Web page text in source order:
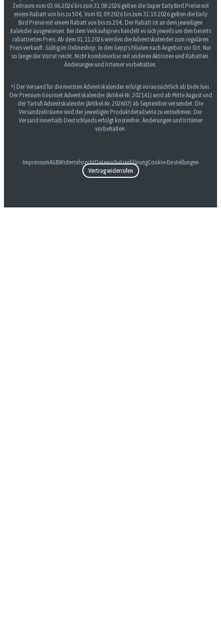
Zeitraum vom 03.06.2026 bis zum 31.08.2026 gelten die Super Early Bird Preise mit
einem Rabatt von bis zu 50 €. Vom 01.09.2026 bis zum 31.10.2026 gelten die Early
Bird Preise mit einem Rabatt von bis zu 20 €. Der Rabatt ist an dem jeweiligen
Kalender ausgewiesen. Bei dem Verkaufspreis handelt es sich jeweils um den bereits
rabattierten Preis. Ab dem 01.11.2026 werden die Adventskalender zum regulären
Preis verkauft. Gültig im Onlineshop. In den Gepp's Filialen nach Angebot vor Ort. Nur
so lange der Vorrat reicht. Nicht kombinierbar mit anderen Aktionen und Rabatten.
Änderungen und Irrtümer vorbehalten.
⁴) Der Versand für die meisten Adventskalender erfolgt voraussichtlich ab Ende Juni.
Der Premium Gourmet Adventskalender (Artikel-Nr. 202141) wird ab Mitte August und
der Tartufi Adventskalender (Artikel-Nr. 202607) ab September versendet. Die
Versandzeiträume sind der jeweiligen Produktdetailseite zu entnehmen. Der
Versand innerhalb Deutschlands erfolgt kostenfrei. Änderungen und Irrtümer
vorbehalten.
ImpressumAGBWiderrufsrechtDatenschutzerklärungCookie-Einstellungen
Vertrag widerrufen